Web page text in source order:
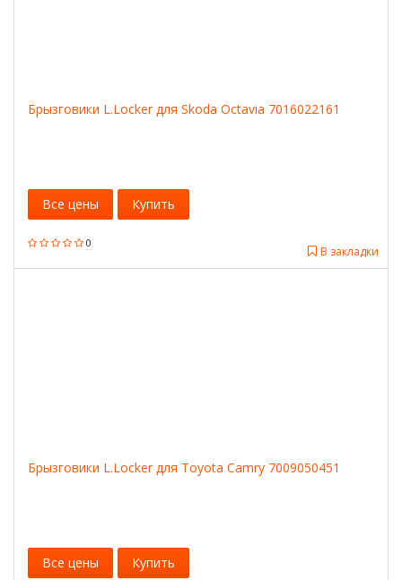
Брызговики L.Locker для Skoda Octavia 7016022161
0
В закладки
Все цены Купить
Брызговики L.Locker для Toyota Camry 7009050451
Все цены Купить